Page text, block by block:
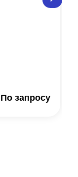
По запросу